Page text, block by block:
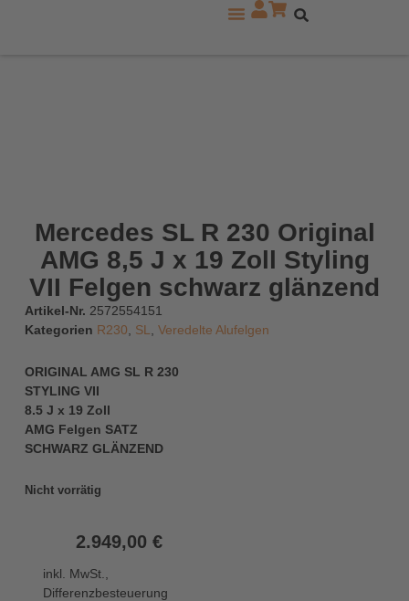
Mercedes SL R 230 Original
AMG 8,5 J x 19 Zoll Styling
VII Felgen schwarz glänzend
Artikel-Nr. 2572554151
Kategorien R230, SL, Veredelte Alufelgen
ORIGINAL AMG SL R 230
STYLING VII
8.5 J x 19 Zoll
AMG Felgen SATZ
SCHWARZ GLÄNZEND
Nicht vorrätig
2.949,00 €
inkl. MwSt.,
Differenzbesteuerung